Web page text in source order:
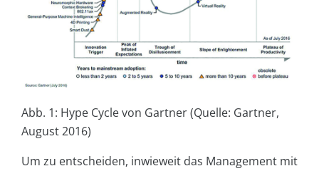
Abb. 1: Hype Cycle von Gartner (Quelle: Gartner,
August 2016)
Um zu entscheiden, inwieweit das Management mit